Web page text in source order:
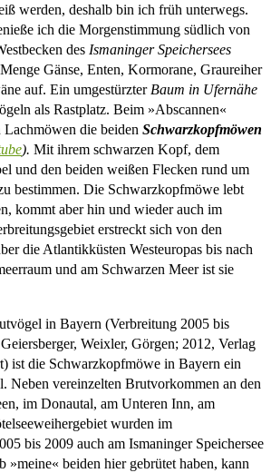
werden, deshalb bin ich früh unterwegs.
ich die Morgenstimmung südlich von
des Ismaninger Speichersees
Gänse, Enten, Kormorane, Graureiher
auf. Ein umgestürzter Baum in Ufernähe
als Rastplatz. Beim »Abscannen«
Lachmöwen die beiden Schwarzkopfmöwen
). Mit ihrem schwarzen Kopf, dem
und den beiden weißen Flecken rund um
bestimmen. Die Schwarzkopfmöwe lebt
kommt aber hin und wieder auch im
erstreckt sich von den
die Atlantikküsten Westeuropas bis nach
und am Schwarzen Meer ist sie
in Bayern (Verbreitung 2005 bis
Weixler, Görgen; 2012, Verlag
ist die Schwarzkopfmöwe in Bayern ein
Neben vereinzelten Brutvorkommen an den
im Donautal, am Unteren Inn, am
wurden im
bis 2009 auch am Ismaninger Speichersee
»meine« beiden hier gebrütet haben, kann